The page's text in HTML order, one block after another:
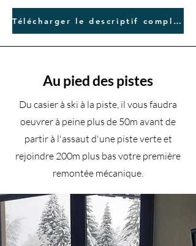
Télécharger le descriptif complet de ce bien
Au pied des pistes
Du casier à ski à la piste, il vous faudra
oeuvrer à peine plus de 50m avant de
partir à l'assaut d'une piste verte et
rejoindre 200m plus bas votre première
remontée mécanique.